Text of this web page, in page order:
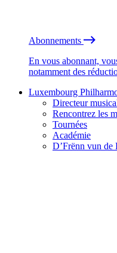
Abonnements
En vous abonnant,
notamment des
Luxembourg
Directeur
Rencontrez les
Tournées
Académie
D’Frënn vun de